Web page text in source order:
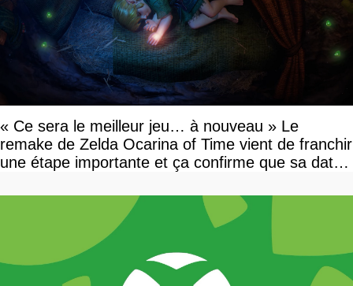
« Ce sera le meilleur jeu… à nouveau » Le
remake de Zelda Ocarina of Time vient de franchir
une étape importante et ça confirme que sa date